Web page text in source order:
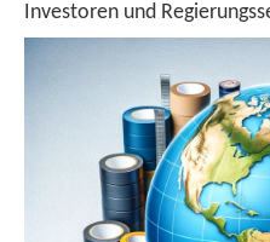
Investoren und